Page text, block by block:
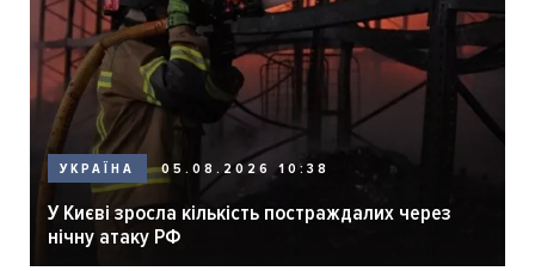
УКРАЇНА 05.08.2026 10:38
У Києві зросла кількість постраждалих через
нічну атаку РФ